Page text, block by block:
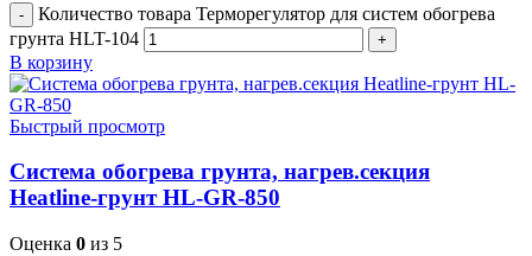
Количество товара Терморегулятор для систем обогрева
грунта HLT-104
В корзину
Быстрый просмотр
Система обогрева грунта, нагрев.секция
Heatline-грунт HL-GR-850
Оценка 0 из 5